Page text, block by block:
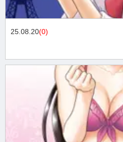
25.08.20(0)